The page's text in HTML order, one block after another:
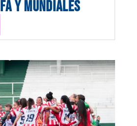
Y MUNDIALES